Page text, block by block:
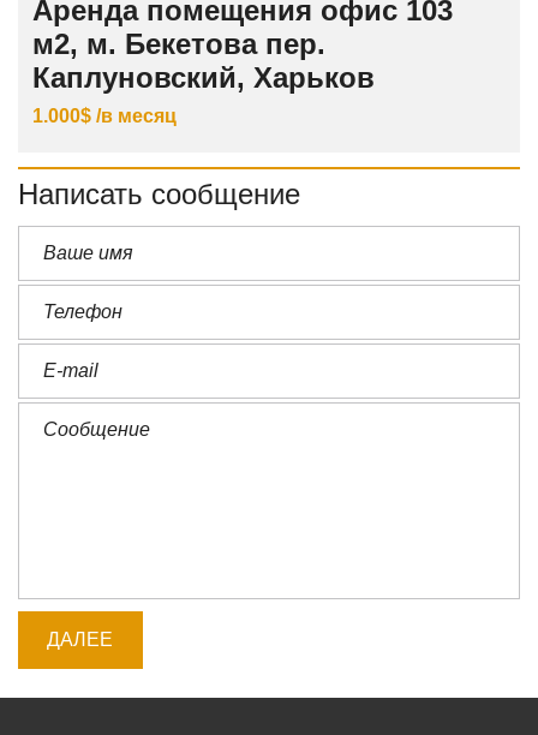
Аренда помещения офис 103
м2, м. Бекетова пер.
Каплуновский, Харьков
1.000$ /в месяц
Написать сообщение